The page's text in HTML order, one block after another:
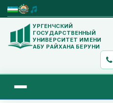
УРГЕНЧСКИЙ
ГОСУДАРСТВЕННЫЙ
УНИВЕРСИТЕТ ИМЕНИ
АБУ РАЙХАНА БЕРУНИ